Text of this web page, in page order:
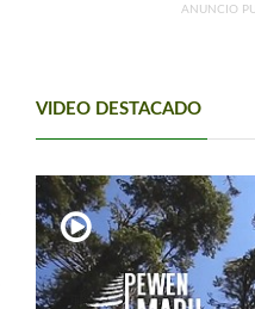
ANUNCIO
VIDEO DESTACADO